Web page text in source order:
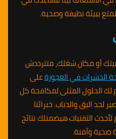
ببيئة نظيفة وصحية.
أو مكان شغلك، متترددش
الحشرات في العجوزةعلى
نحن بنقدّم لك الحلول المثلى لمكافحة كل
لحد البق والذباب. خبرائنا
التقنيات هيضمنلك نتائج
صحية وآمنة.